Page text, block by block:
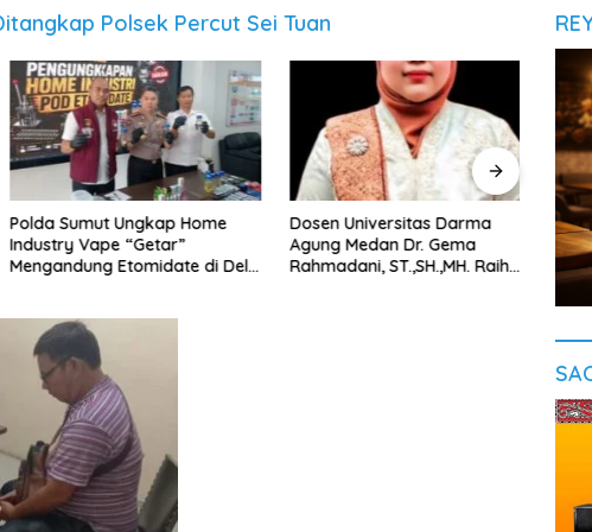
Polsek Percut Sei Tuan
‎Polda Sumut Ungkap Home
Industry Vape “Getar”
Mengandung Etomidate di Deli
Dosen Universitas Darma
Agung Medan Dr. Gema
Rahmadani, ST.,SH.,MH. Raih